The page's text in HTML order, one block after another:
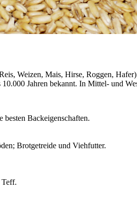
Weizen, Mais, Hirse, Roggen,
Jahren bekannt. In Mittel- und
besten Backeigenschaften.
Brotgetreide und Viehfutter.
Teff.